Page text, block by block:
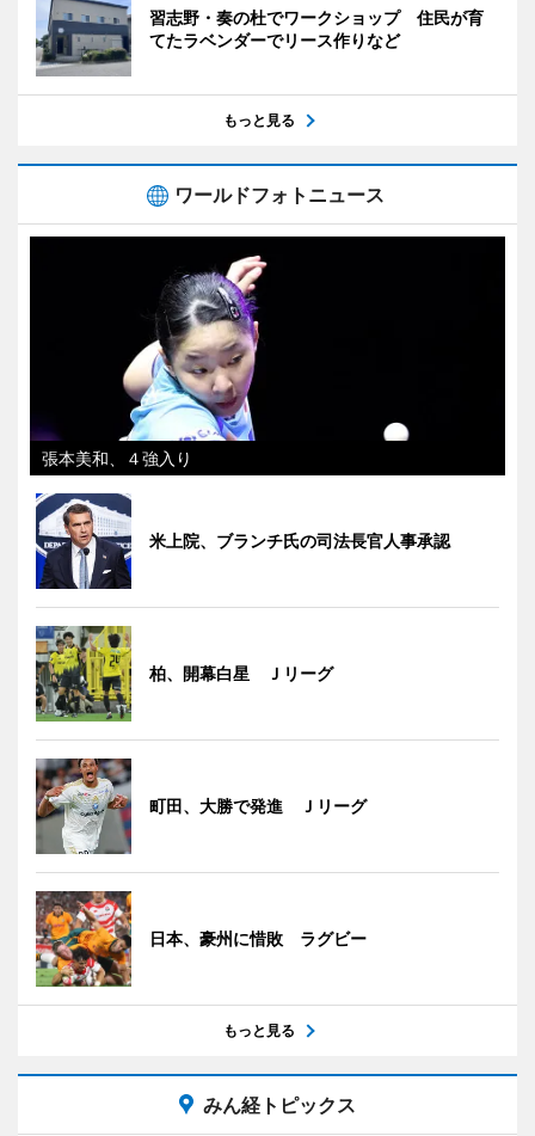
習志野・奏の杜でワークショップ 住民が育
てたラベンダーでリース作りなど
もっと見る
ワールドフォトニュース
張本美和、４強入り
米上院、ブランチ氏の司法長官人事承認
柏、開幕白星 Ｊリーグ
町田、大勝で発進 Ｊリーグ
日本、豪州に惜敗 ラグビー
もっと見る
みん経トピックス